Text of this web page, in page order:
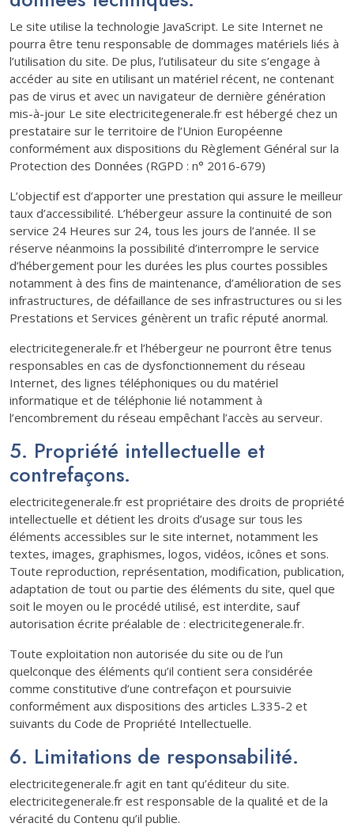
Le site utilise la technologie JavaScript. Le site Internet ne
pourra être tenu responsable de dommages matériels liés à
l’utilisation du site. De plus, l’utilisateur du site s’engage à
accéder au site en utilisant un matériel récent, ne contenant
pas de virus et avec un navigateur de dernière génération
mis-à-jour Le site electricitegenerale.fr est hébergé chez un
prestataire sur le territoire de l’Union Européenne
conformément aux dispositions du Règlement Général sur la
Protection des Données (RGPD : n° 2016-679)
L’objectif est d’apporter une prestation qui assure le meilleur
taux d’accessibilité. L’hébergeur assure la continuité de son
service 24 Heures sur 24, tous les jours de l’année. Il se
réserve néanmoins la possibilité d’interrompre le service
d’hébergement pour les durées les plus courtes possibles
notamment à des fins de maintenance, d’amélioration de ses
infrastructures, de défaillance de ses infrastructures ou si les
Prestations et Services génèrent un trafic réputé anormal.
electricitegenerale.fr et l’hébergeur ne pourront être tenus
responsables en cas de dysfonctionnement du réseau
Internet, des lignes téléphoniques ou du matériel
informatique et de téléphonie lié notamment à
l’encombrement du réseau empêchant l’accès au serveur.
5. Propriété intellectuelle et
contrefaçons.
electricitegenerale.fr est propriétaire des droits de propriété
intellectuelle et détient les droits d’usage sur tous les
éléments accessibles sur le site internet, notamment les
textes, images, graphismes, logos, vidéos, icônes et sons.
Toute reproduction, représentation, modification, publication,
adaptation de tout ou partie des éléments du site, quel que
soit le moyen ou le procédé utilisé, est interdite, sauf
autorisation écrite préalable de : electricitegenerale.fr.
Toute exploitation non autorisée du site ou de l’un
quelconque des éléments qu’il contient sera considérée
comme constitutive d’une contrefaçon et poursuivie
conformément aux dispositions des articles L.335-2 et
suivants du Code de Propriété Intellectuelle.
6. Limitations de responsabilité.
electricitegenerale.fr agit en tant qu’éditeur du site.
electricitegenerale.fr est responsable de la qualité et de la
véracité du Contenu qu’il publie.